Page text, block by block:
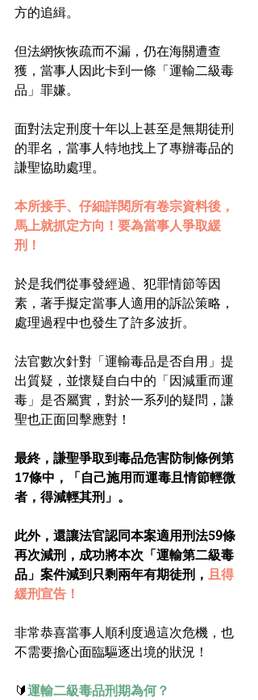
方的追緝。
但法網恢恢疏而不漏，仍在海關遭查
獲，當事人因此卡到一條「運輸二級毒
品」罪嫌。
面對法定刑度十年以上甚至是無期徒刑
的罪名，當事人特地找上了專辦毒品的
謙聖協助處理。
本所接手、仔細詳閱所有卷宗資料後，
馬上就抓定方向！要為當事人爭取緩
刑！
於是我們從事發經過、犯罪情節等因
素，著手擬定當事人適用的訴訟策略，
處理過程中也發生了許多波折。
法官數次針對「運輸毒品是否自用」提
出質疑，並懷疑自白中的「因減重而運
毒」是否屬實，對於一系列的疑問，謙
聖也正面回擊應對！
最終，謙聖爭取到毒品危害防制條例第
17條中，「自己施用而運毒且情節輕微
者，得減輕其刑」。
此外，還讓法官認同本案適用刑法59條
再次減刑，成功將本次「運輸第二級毒
品」案件減到只剩兩年有期徒刑， 且得
緩刑宣告！
非常恭喜當事人順利度過這次危機，也
不需要擔心面臨驅逐出境的狀況！
🔰運輸二級毒品刑期為何？